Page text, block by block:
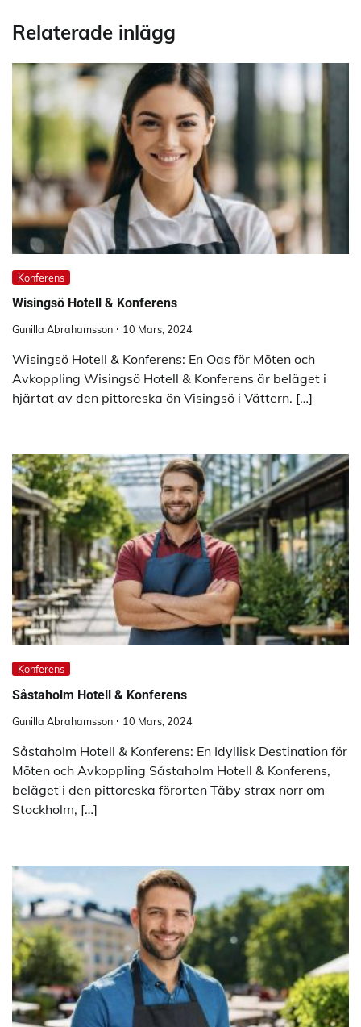
Relaterade inlägg
Konferens
Wisingsö Hotell & Konferens
Gunilla Abrahamsson 10 Mars, 2024
Wisingsö Hotell & Konferens: En Oas för Möten och
Avkoppling Wisingsö Hotell & Konferens är beläget i
hjärtat av den pittoreska ön Visingsö i Vättern. […]
Konferens
Såstaholm Hotell & Konferens
Gunilla Abrahamsson 10 Mars, 2024
Såstaholm Hotell & Konferens: En Idyllisk Destination för
Möten och Avkoppling Såstaholm Hotell & Konferens,
beläget i den pittoreska förorten Täby strax norr om
Stockholm, […]